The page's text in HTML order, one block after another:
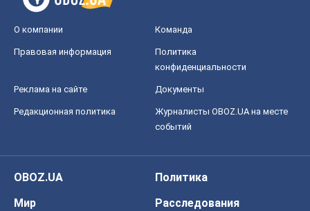
О компании Команда
Правовая информация
Политика
конфиденциальности
Реклама на сайте Документы
Редакционная политика
Журналисты OBOZ.UA на месте
событий
OBOZ.UA
Политика
Мир
Расследования